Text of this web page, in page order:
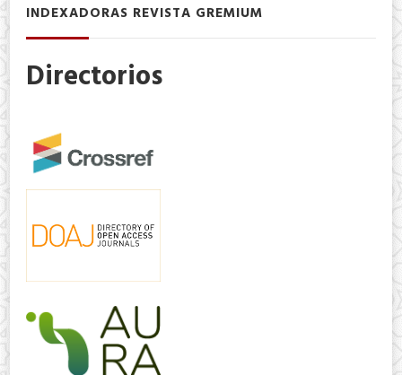
INDEXADORAS REVISTA GREMIUM
Directorios